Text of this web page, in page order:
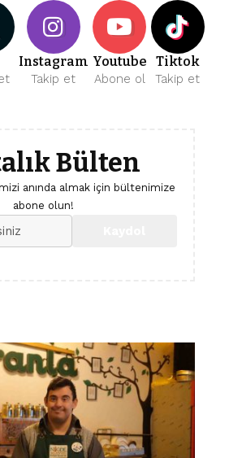
Instagram
Takip et
Youtube
Abone ol
Tiktok
Takip et
Bülten
anında almak için bültenimize
abone olun!